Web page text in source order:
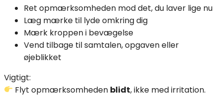
Ret opmærksomheden mod det, du laver lige nu
Læg mærke til lyde omkring dig
Mærk kroppen i bevægelse
Vend tilbage til samtalen, opgaven eller
øjeblikket
Vigtigt:
Flyt opmærksomheden blidt, ikke med irritation.